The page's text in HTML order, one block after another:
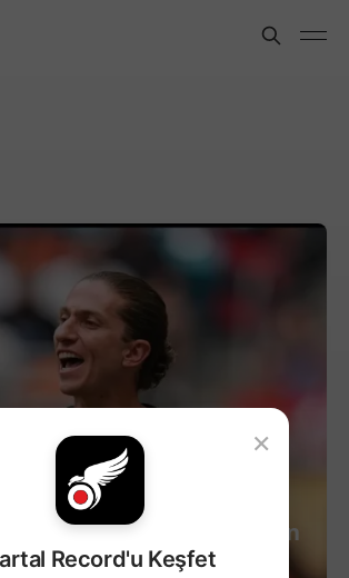
Filipe Luís Cephesinde Son
×
Record'u Keşfet